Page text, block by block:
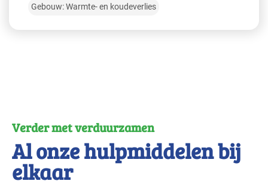
Gebouw: Warmte- en koudeverlies
Verder met verduurzamen
Al onze hulpmiddelen bij
elkaar